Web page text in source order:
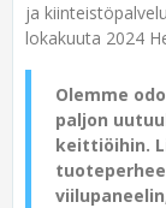
ja
lokakuuta 2024
Olemme
paljon
keittiöihin.